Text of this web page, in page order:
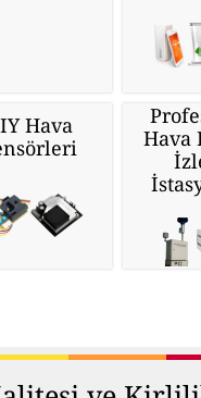
Hava
Hava